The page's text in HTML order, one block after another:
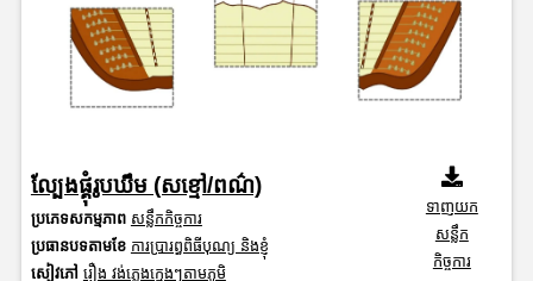
ល្បែងផ្គុំរូបឃឹម (សខ្មៅ/ពណ៌)
ប្រភេទសកម្មភាព សន្លឹកកិច្ចការ
ប្រធានបទតាមខែ ការប្រារព្ធពិធីបុណ្យ និងខ្ញុំ
សៀវភៅ រឿង វង់ភ្លេងក្មេងៗតាមភូមិ
ទាញយក
សន្លឹក
កិច្ចការ